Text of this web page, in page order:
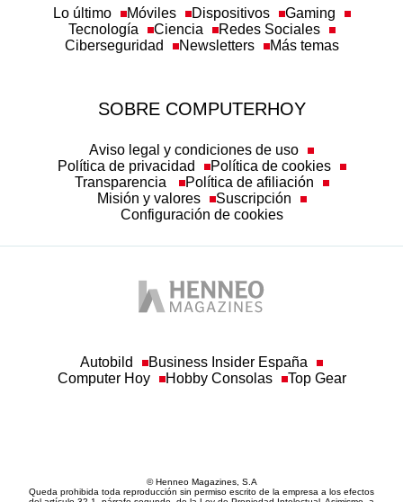
Lo último Móviles Dispositivos
Gaming
Tecnología
Ciencia
Redes Sociales
Ciberseguridad
Newsletters Más temas
SOBRE COMPUTERHOY
Aviso legal y condiciones de uso
Política de privacidad
Política de cookies
Transparencia
Política de afiliación
Misión y valores
Suscripción
Configuración de cookies
Autobild
Business Insider España
Computer Hoy
Hobby Consolas Top Gear
© Henneo Magazines, S.A
Queda prohibida toda reproducción sin permiso escrito de la empresa a los efectos